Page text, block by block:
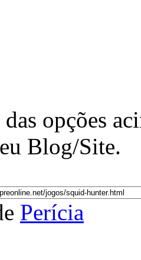
das opções
Blog/Site.
Perícia